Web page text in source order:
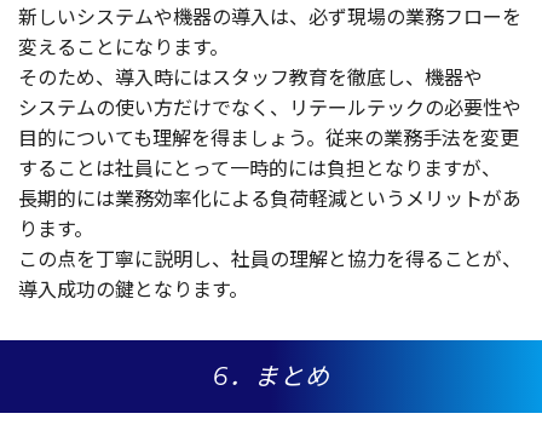
新しいシステムや機器の導入は、必ず現場の業務フローを
変えることになります。
そのため、 導入時にはスタッフ教育を徹底し、 機器や
システムの使い方だけでなく、 リテールテックの必要性や
目的についても理解を得ましょう。 従来の業務手法を変更
することは社員にとって一時的には負担となりますが、
長期的には業務効率化による負荷軽減という メリットがあ
ります。
この点を丁寧に説明し、 社員の理解と協力を得ることが、
導入成功の鍵となります。
6．まとめ